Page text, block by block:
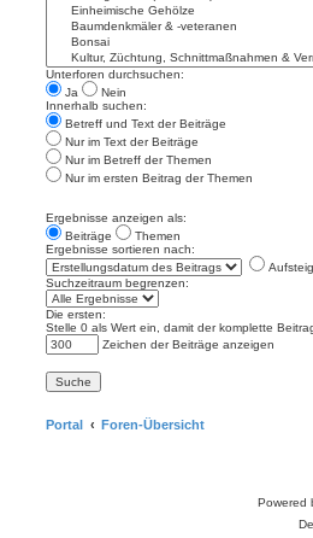
Unterforen durchsuchen:
Ja
Nein
Innerhalb suchen:
Betreff und Text der Beiträge
Nur im Text der Beiträge
Nur im Betreff der Themen
Nur im ersten Beitrag der Themen
Ergebnisse anzeigen als:
Beiträge
Themen
Ergebnisse sortieren nach:
Suchzeitraum begrenzen:
Die ersten:
Stelle 0 als Wert ein, damit der komplette
Zeichen der Beiträge anzeigen
Portal Foren-Übersicht
Powered